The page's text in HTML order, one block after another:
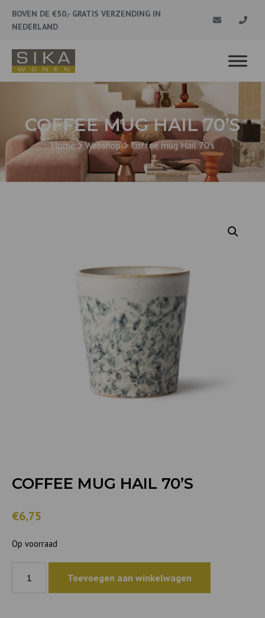
BOVEN DE €50,- GRATIS VERZENDING IN
NEDERLAND
COFFEE MUG HAIL 70’S
Home Webshop Coffee mug Hail 70’s
COFFEE MUG HAIL 70’S
€6,75
Op voorraad
mug
Toevoegen aan winkelwagen